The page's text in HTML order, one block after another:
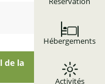
Hébergements
Activités
de la